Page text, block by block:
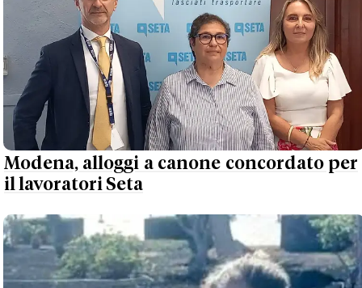
Modena, alloggi a canone concordato per
il lavoratori Seta